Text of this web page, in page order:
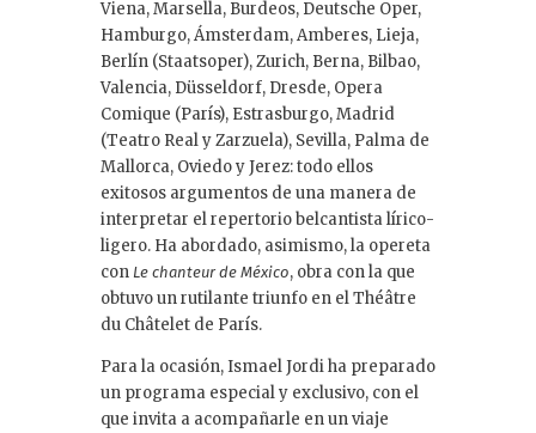
Viena, Marsella, Burdeos, Deutsche Oper,
Hamburgo, Ámsterdam, Amberes, Lieja,
Berlín (Staatsoper), Zurich, Berna, Bilbao,
Valencia, Düsseldorf, Dresde, Opera
Comique (París), Estrasburgo, Madrid
(Teatro Real y Zarzuela), Sevilla, Palma de
Mallorca, Oviedo y Jerez: todo ellos
exitosos argumentos de una manera de
interpretar el repertorio belcantista lírico-
ligero. Ha abordado, asimismo, la opereta
con Le chanteur de México, obra con la que
obtuvo un rutilante triunfo en el Théâtre
du Châtelet de París.
Para la ocasión, Ismael Jordi ha preparado
un programa especial y exclusivo, con el
que invita a acompañarle en un viaje